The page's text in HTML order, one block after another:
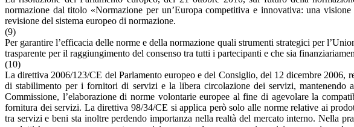
normazione dal titolo «Normazione per un’Europa competitiva e innovativa: una
revisione del sistema europeo di normazione.
(9)
Per garantire l’efficacia delle norme e della normazione quali strumenti strategici per
trasparente per il raggiungimento del consenso tra tutti i partecipanti e che sia
(10)
La direttiva 2006/123/CE del Parlamento europeo e del Consiglio, del 12 dicembre 2006,
di stabilimento per i fornitori di servizi e la libera circolazione dei servizi,
Commissione, l’elaborazione di norme volontarie europee al fine di agevolare la
fornitura dei servizi. La direttiva 98/34/CE si applica però solo alle norme relative ai
tra servizi e beni sta inoltre perdendo importanza nella realtà del mercato interno. Nella